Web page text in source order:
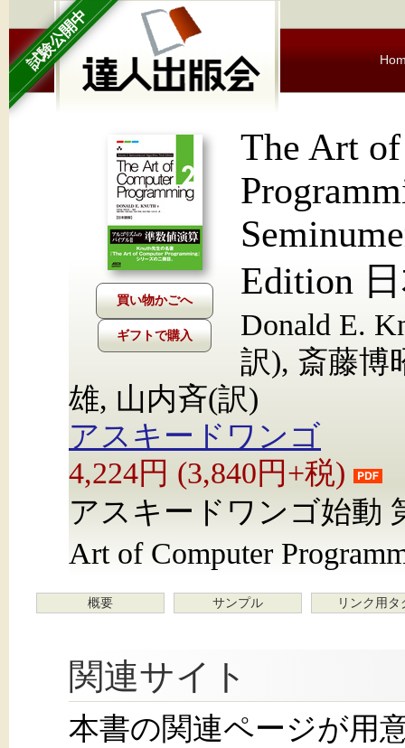
試験公開中
ギフトで購入
The Art
Edition
Donald E.
訳), 斎藤博
雄, 山内斉(訳)
アスキードワンゴ
4,224円 (3,840円+税)
アスキードワンゴ始動
Art of Computer
概要 サンプル リンク用タ
関連サイト
本書の関連ページが用